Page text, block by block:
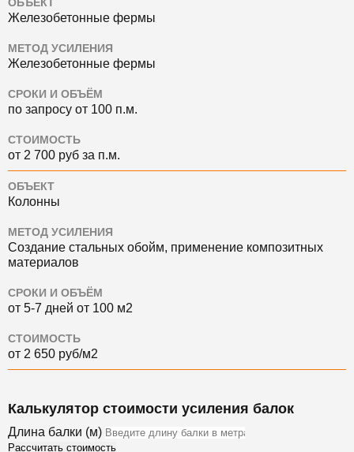
ОБЪЕКТ
Железобетонные фермы
МЕТОД УСИЛЕНИЯ
Железобетонные фермы
СРОКИ И ОБЪЁМ
по запросу от 100 п.м.
СТОИМОСТЬ
от 2 700 руб за п.м.
ОБЪЕКТ
Колонны
МЕТОД УСИЛЕНИЯ
Создание стальных обойм, применение композитных
материалов
СРОКИ И ОБЪЁМ
от 5-7 дней от 100 м2
СТОИМОСТЬ
от 2 650 руб/м2
Калькулятор стоимости усиления балок
Длина балки (м)
Рассчитать стоимость